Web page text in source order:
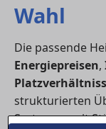
Wahl
Die passende
Energiepreisen,
strukturierten
Systeme – mit